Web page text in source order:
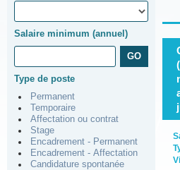
Salaire minimum (annuel)
Type de poste
Permanent
Temporaire
Affectation ou contrat
Stage
Encadrement - Permanent
Encadrement - Affectation
Candidature spontanée